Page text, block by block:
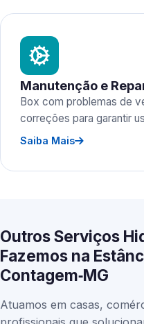
Manutenção e
Box com problemas de
correções para garantir
Saiba Mais
Outros Serviços
Fazemos na
Contagem‑MG
Atuamos em casas,